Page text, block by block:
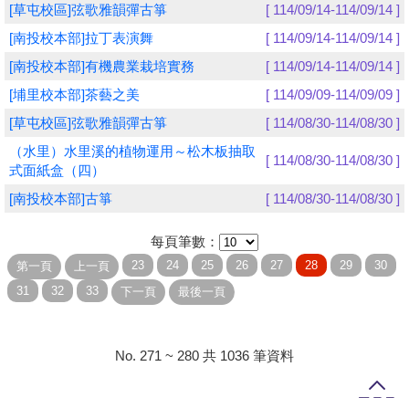
學員專區
教師專區
評委專區
[草屯校區]弦歌雅韻彈古箏
[ 114/09/14-114/09/14 ]
[南投校本部]拉丁表演舞
[ 114/09/14-114/09/14 ]
[南投校本部]有機農業栽培實務
[ 114/09/14-114/09/14 ]
[埔里校本部]茶藝之美
[ 114/09/09-114/09/09 ]
[草屯校區]弦歌雅韻彈古箏
[ 114/08/30-114/08/30 ]
（水里）水里溪的植物運用～松木板抽取
式面紙盒（四）
[ 114/08/30-114/08/30 ]
[南投校本部]古箏 [ 114/08/30-114/08/30 ]
每頁筆數：
No. 271 ~ 280 共 1036 筆資料